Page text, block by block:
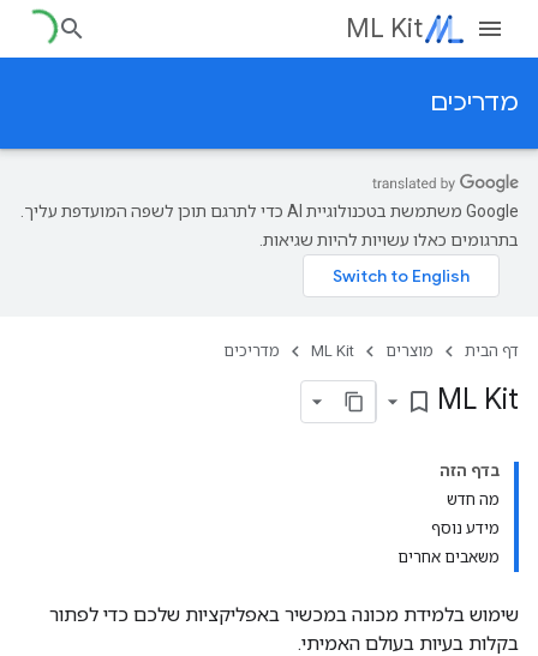
ML Kit
מדריכים
‫Google משתמשת בטכנולוגיית AI כדי לתרגם תוכן לשפה המועדפת עליך.
בתרגומים כאלו עשויות להיות שגיאות.
דף הבית מוצרים ML Kit מדריכים
ML Kit
bookmark_border
בדף הזה
מה חדש
מידע נוסף
משאבים אחרים
שימוש בלמידת מכונה במכשיר באפליקציות שלכם כדי לפתור
בקלות בעיות בעולם האמיתי.